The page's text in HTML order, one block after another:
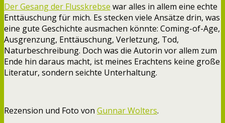
Der Gesang der Flusskrebse war alles in allem eine echte
Enttäuschung für mich. Es stecken viele Ansätze drin, was
eine gute Geschichte ausmachen könnte: Coming-of-Age,
Ausgrenzung, Enttäuschung, Verletzung, Tod,
Naturbeschreibung. Doch was die Autorin vor allem zum
Ende hin daraus macht, ist meines Erachtens keine große
Literatur, sondern seichte Unterhaltung.
Rezension und Foto von Gunnar Wolters.